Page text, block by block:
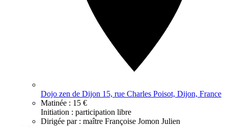
Dojo zen de Dijon 15, rue Charles Poisot, Dijon, France
Matinée : 15 €
Initiation : participation libre
Dirigée par : maître Françoise Jomon Julien